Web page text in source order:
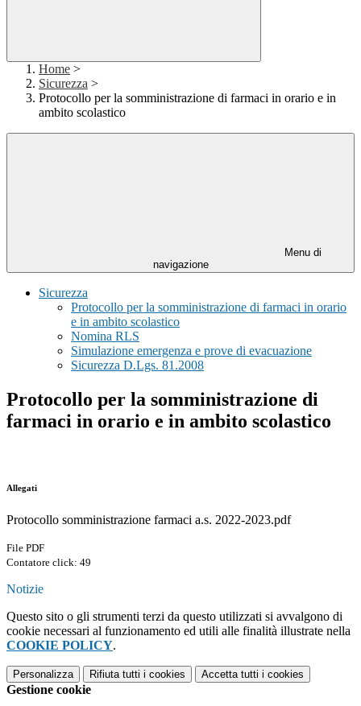
Home >
Sicurezza >
Protocollo per la somministrazione di farmaci in orario e in
ambito scolastico
Menu di
navigazione
Sicurezza
Protocollo per la somministrazione di farmaci in orario
e in ambito scolastico
Nomina RLS
Simulazione emergenza e prove di evacuazione
Sicurezza D.Lgs. 81.2008
Protocollo per la somministrazione di
farmaci in orario e in ambito scolastico
Allegati
Protocollo somministrazione farmaci a.s. 2022-2023.pdf
File PDF
Contatore click: 49
Notizie
Questo sito o gli strumenti terzi da questo utilizzati si avvalgono di
cookie necessari al funzionamento ed utili alle finalità illustrate nella
COOKIE POLICY.
Personalizza Rifiuta tutti i cookies Accetta tutti i cookies
Gestione cookie